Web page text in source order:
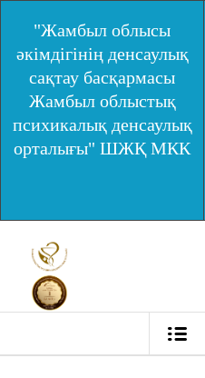
"Жамбыл облысы
әкімдігінің денсаулық
сақтау басқармасы
Жамбыл облыстық
психикалық денсаулық
орталығы" ШЖҚ МКК